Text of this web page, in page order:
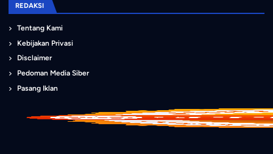
REDAKSI
Tentang Kami
Kebijakan Privasi
Disclaimer
Pedoman Media Siber
Pasang Iklan